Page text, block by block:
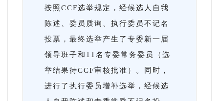
按照CCF选举规定，经候选人自我
陈述、委员质询、执行委员不记名
投票，最终选举产生了专委新一届
领导班子和11名专委常务委员（选
举结果待CCF审核批准）。同时，
进行了执行委员增补选举，经候选